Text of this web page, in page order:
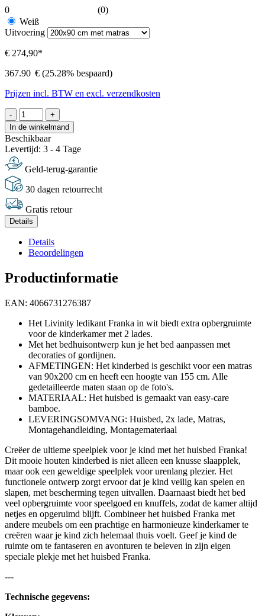
0
(0)
Weiß
Uitvoering
€ 274,90*
367.90 € (25.28% bespaard)
Prijzen incl. BTW en excl. verzendkosten
-
+
In de winkelmand
Beschikbaar
Levertijd: 3 - 4 Tage
Geld-terug-garantie
30 dagen retourrecht
Gratis retour
Details
Details
Beoordelingen
Productinformatie
EAN: 4066731276387
Het Livinity ledikant Franka in wit biedt extra opbergruimte
voor de kinderkamer met 2 lades.
Met het bedhuisontwerp kun je het bed aanpassen met
decoraties of gordijnen.
AFMETINGEN: Het kinderbed is geschikt voor een matras
van 90x200 cm en heeft een hoogte van 155 cm. Alle
gedetailleerde maten staan op de foto's.
MATERIAAL: Het huisbed is gemaakt van easy-care
bamboe.
LEVERINGSOMVANG: Huisbed, 2x lade, Matras,
Montagehandleiding, Montagemateriaal
Creëer de ultieme speelplek voor je kind met het huisbed Franka!
Dit mooie houten kinderbed is niet alleen een knusse slaapplek,
maar ook een geweldige speelplek voor urenlang plezier. Het
functionele ontwerp zorgt ervoor dat je kind veilig kan spelen en
slapen, met bescherming tegen uitvallen. Daarnaast biedt het bed
veel opbergruimte voor speelgoed en knuffels, zodat de kamer altijd
netjes en opgeruimd blijft. Combineer het huisbed Franka met
andere meubels om een prachtige en harmonieuze kinderkamer te
creëren waar je kind zich helemaal thuis voelt. Geef je kind de
ruimte om te fantaseren en avonturen te beleven in zijn eigen
speciale plekje met het huisbed Franka.
---
Technische gegevens: